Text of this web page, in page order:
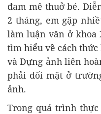
đam mê thuở bé.
2 tháng, em gặp
làm luận văn ở khoa
tìm hiểu về cách
và Dựng ảnh liên
phải đối mặt ở
ảnh.
Trong quá trình